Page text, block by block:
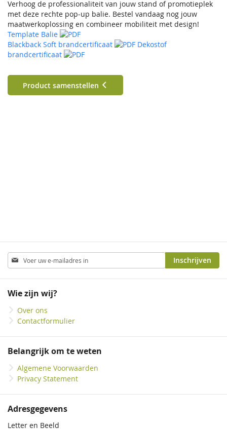
Verhoog de professionaliteit van jouw stand of promotieplek
met deze rechte pop‑up balie. Bestel vandaag nog jouw
maatwerkoplossing en combineer mobiliteit met design!
Template Balie
Blackback Soft brandcertificaat
Dekostof
brandcertificaat
Product samenstellen
Abonneer
u
op
nieuwsbrief
Inschrijven
Wie zijn wij?
Over ons
Contactformulier
Belangrijk om te weten
Algemene Voorwaarden
Privacy Statement
Adresgegevens
Letter en Beeld